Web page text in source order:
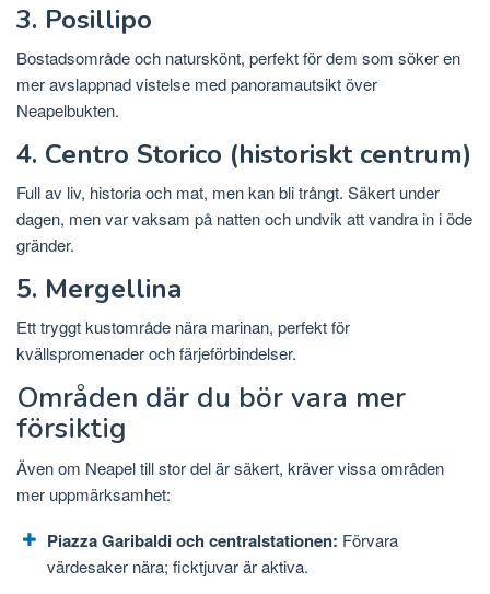
3. Posillipo
Bostadsområde och naturskönt, perfekt för dem som söker en
mer avslappnad vistelse med panoramautsikt över
Neapelbukten.
4. Centro Storico (historiskt centrum)
Full av liv, historia och mat, men kan bli trångt. Säkert under
dagen, men var vaksam på natten och undvik att vandra in i öde
gränder.
5. Mergellina
Ett tryggt kustområde nära marinan, perfekt för
kvällspromenader och färjeförbindelser.
Områden där du bör vara mer
försiktig
Även om Neapel till stor del är säkert, kräver vissa områden
mer uppmärksamhet:
Piazza Garibaldi och centralstationen: Förvara
värdesaker nära; ficktjuvar är aktiva.